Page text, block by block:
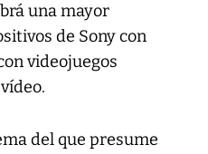
una mayor
de Sony con
videojuegos
del que presume